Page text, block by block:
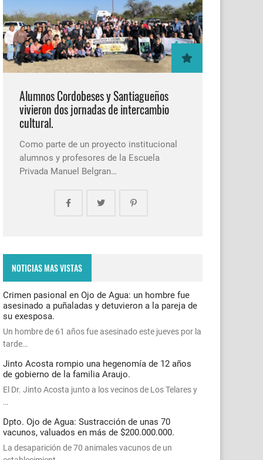
Alumnos Cordobeses y Santiagueños
vivieron dos jornadas de intercambio
cultural.
Como parte de un proyecto institucional
alumnos y profesores de la Escuela
Privada Manuel Belgran…
NOTICIAS MAS VISTAS
Crimen pasional en Ojo de Agua: un hombre fue
asesinado a puñaladas y detuvieron a la pareja de
su exesposa.
Un hombre de 61 años fue asesinado este jueves por la
tarde…
Jinto Acosta rompio una hegenomía de 12 años
de gobierno de la familia Araujo.
El Dr. Jinto Acosta junto a los vecinos de Los Telares y
…
Dpto. Ojo de Agua: Sustracción de unas 70
vacunos, valuados en más de $200.000.000.
La desaparición de 70 animales vacunos de un